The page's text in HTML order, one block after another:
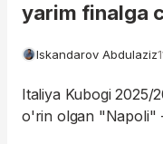
yarim finalga
Iskandarov Abdulaziz
Italiya Kubogi 2025/
o'rin olgan "Napoli"